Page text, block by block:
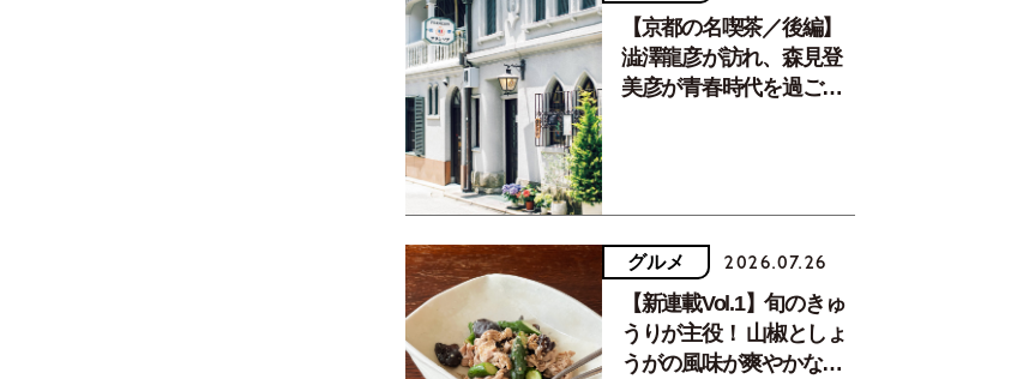
【京都の名喫茶／後編】
澁澤龍彦が訪れ、森見登
美彦が青春時代を過ごし
グルメ 2026.07.26
【新連載Vol.1】旬のきゅ
うりが主役！ 山椒としょ
うがの風味が爽やかな、